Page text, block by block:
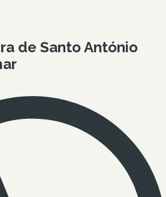
de Santo António